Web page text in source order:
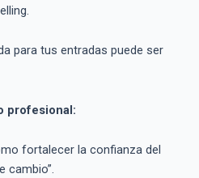
para tus entradas puede ser
profesional:
fortalecer la confianza del
cambio”.